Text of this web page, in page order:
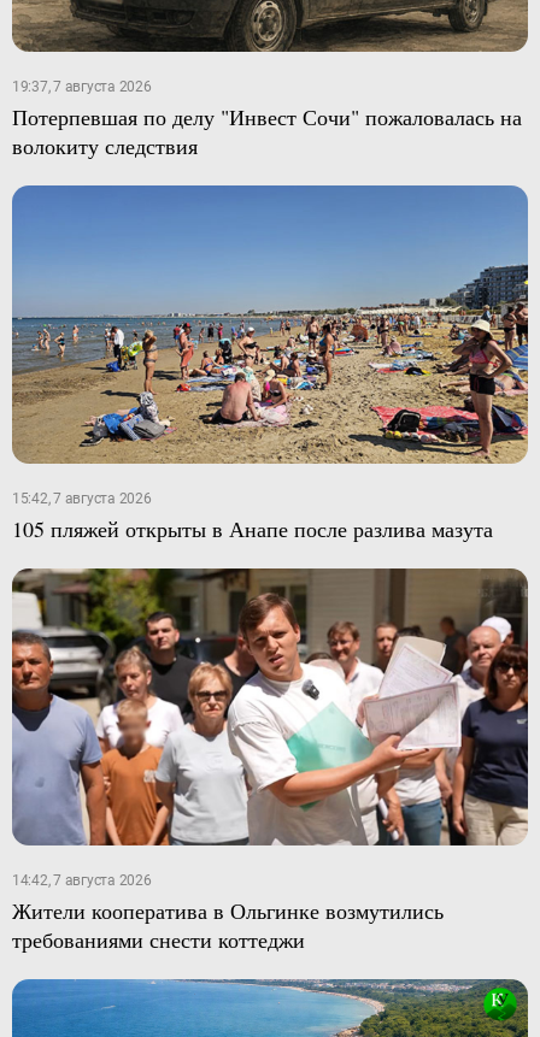
19:37, 7 августа 2026
Потерпевшая по делу "Инвест Сочи" пожаловалась на
волокиту следствия
15:42, 7 августа 2026
105 пляжей открыты в Анапе после разлива мазута
14:42, 7 августа 2026
Жители кооператива в Ольгинке возмутились
требованиями снести коттеджи